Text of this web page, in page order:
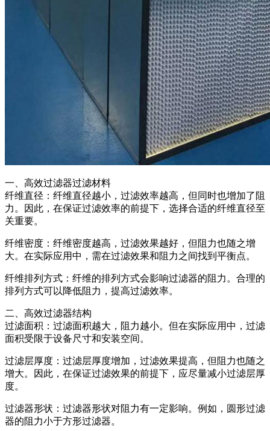
一、高效过滤器过滤材料
纤维直径：纤维直径越小，过滤效率越高，但同时也增加了阻
力。因此，在保证过滤效率的前提下，选择合适的纤维直径至
关重要。
纤维密度：纤维密度越高，过滤效果越好，但阻力也随之增
大。在实际应用中，需在过滤效果和阻力之间找到平衡点。
纤维排列方式：纤维的排列方式会影响过滤器的阻力。合理的
排列方式可以降低阻力，提高过滤效率。
二、高效过滤器结构
过滤面积：过滤面积越大，阻力越小。但在实际应用中，过滤
面积受限于设备尺寸和安装空间。
过滤层厚度：过滤层厚度增加，过滤效果提高，但阻力也随之
增大。因此，在保证过滤效果的前提下，应尽量减小过滤层厚
度。
过滤器形状：过滤器形状对阻力有一定影响。例如，圆形过滤
器的阻力小于方形过滤器。